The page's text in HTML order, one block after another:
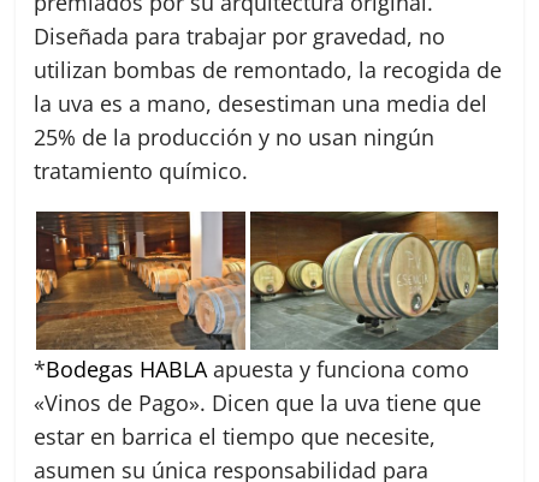
Diseñada para trabajar por gravedad, no
utilizan bombas de remontado, la recogida de
la uva es a mano, desestiman una media del
25% de la producción y no usan ningún
tratamiento químico.
*Bodegas HABLA apuesta y funciona como
«Vinos de Pago». Dicen que la uva tiene que
estar en barrica el tiempo que necesite,
asumen su única responsabilidad para